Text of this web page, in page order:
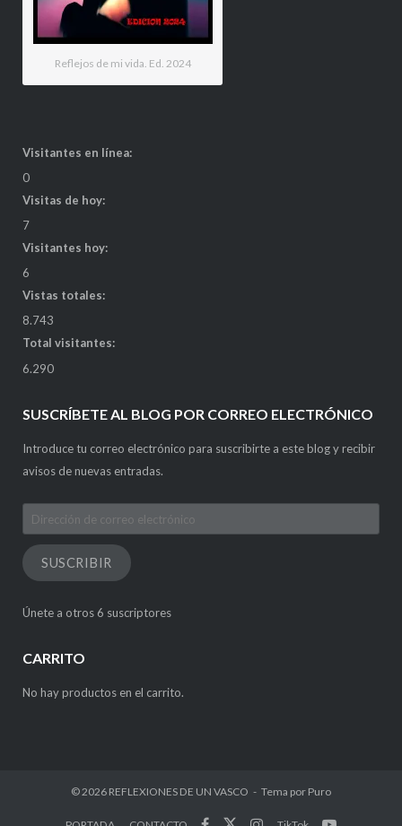
Reflejos de mi vida. Ed. 2024
Visitantes en línea:
0
Visitas de hoy:
7
Visitantes hoy:
6
Vistas totales:
8.743
Total visitantes:
6.290
SUSCRÍBETE AL BLOG POR CORREO ELECTRÓNICO
Introduce tu correo electrónico para suscribirte a este blog y recibir
avisos de nuevas entradas.
Dirección
de
correo
electrónico
SUSCRIBIR
Únete a otros 6 suscriptores
CARRITO
No hay productos en el carrito.
© 2026 REFLEXIONES DE UN VASCO Tema por Puro